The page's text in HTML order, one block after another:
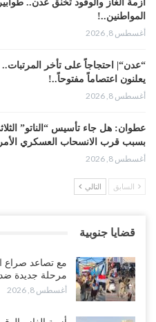
أزمة الغاز والوقود تخنق عدن..
المواطنين..!
أغسطس 8, 2026
“عدن“| احتجاجاً على تأخر
يعلنون اعتصاماً مفتوحاً..!
أغسطس 8, 2026
عطوان: هل جاء تأسيس “الناتو”
بسبب قرب الانسحاب العسكري
أغسطس 8, 2026
من حضرموت إلى عدن.. الانتقالي
إسكات الصوت الحضرمي..!
أغسطس 8, 2026
المحافظ الجنيدي يحذر من خطورة
السابق التالي
قضايا جنوبية
مع تصاعد صراع
مرحلة جديدة
أغسطس 8, 2026